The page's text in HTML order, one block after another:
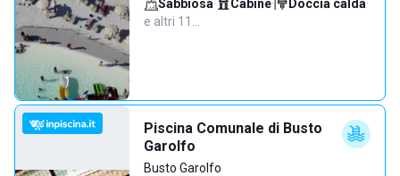
Sabbiosa· Cabine· Doccia calda·
e altri 11…
Piscina Comunale di Busto
Garolfo
Busto Garolfo